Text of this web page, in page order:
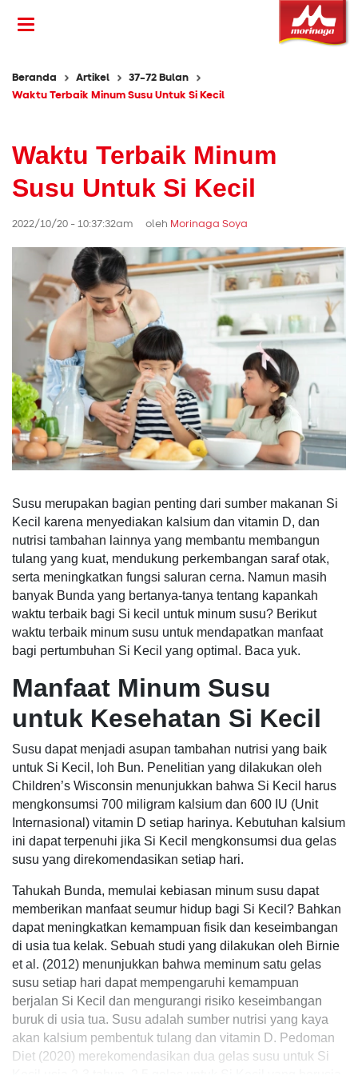
Beranda Artikel
37-72 Bulan
Waktu Terbaik Minum Susu Untuk Si Kecil
Waktu Terbaik Minum
Susu Untuk Si Kecil
2022/10/20 - 10:37:32am oleh Morinaga Soya
Susu merupakan bagian penting dari sumber makanan Si
Kecil karena menyediakan kalsium dan vitamin D, dan
nutrisi tambahan lainnya yang membantu membangun
tulang yang kuat, mendukung perkembangan saraf otak,
serta meningkatkan fungsi saluran cerna. Namun masih
banyak Bunda yang bertanya-tanya tentang kapankah
waktu terbaik bagi Si kecil untuk minum susu? Berikut
waktu terbaik minum susu untuk mendapatkan manfaat
bagi pertumbuhan Si Kecil yang optimal. Baca yuk.
Manfaat Minum Susu
untuk Kesehatan Si Kecil
Susu dapat menjadi asupan tambahan nutrisi yang baik
untuk Si Kecil, loh Bun. Penelitian yang dilakukan oleh
Children’s Wisconsin menunjukkan bahwa Si Kecil harus
mengkonsumsi 700 miligram kalsium dan 600 IU (Unit
Internasional) vitamin D setiap harinya. Kebutuhan kalsium
ini dapat terpenuhi jika Si Kecil mengkonsumsi dua gelas
susu yang direkomendasikan setiap hari.
Tahukah Bunda, memulai kebiasan minum susu dapat
memberikan manfaat seumur hidup bagi Si Kecil? Bahkan
dapat meningkatkan kemampuan fisik dan keseimbangan
di usia tua kelak. Sebuah studi yang dilakukan oleh Birnie
et al. (2012) menunjukkan bahwa meminum satu gelas
susu setiap hari dapat mempengaruhi kemampuan
berjalan Si Kecil dan mengurangi risiko keseimbangan
buruk di usia tua. Susu adalah sumber nutrisi yang kaya
akan kalsium pembentuk tulang dan vitamin D. Pedoman
Diet (2020) merekomendasikan dua gelas susu untuk Si